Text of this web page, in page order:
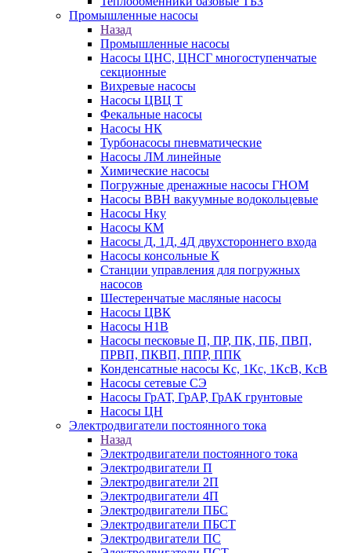
Промышленные насосы
Назад
Промышленные насосы
Насосы ЦНС, ЦНСГ многоступенчатые
секционные
Вихревые насосы
Насосы ЦВЦ Т
Фекальные насосы
Насосы НК
Турбонасосы пневматические
Насосы ЛМ линейные
Химические насосы
Погружные дренажные насосы ГНОМ
Насосы ВВН вакуумные водокольцевые
Насосы Нку
Насосы КМ
Насосы Д, 1Д, 4Д двухстороннего входа
Насосы консольные К
Станции управления для погружных
насосов
Шестеренчатые масляные насосы
Насосы ЦВК
Насосы Н1В
Насосы песковые П, ПР, ПК, ПБ, ПВП,
ПРВП, ПКВП, ППР, ППК
Конденсатные насосы Кс, 1Кс, 1КсВ, КсВ
Насосы сетевые СЭ
Насосы ГрАТ, ГрАР, ГрАК грунтовые
Насосы ЦН
Электродвигатели постоянного тока
Назад
Электродвигатели постоянного тока
Электродвигатели П
Электродвигатели 2П
Электродвигатели 4П
Электродвигатели ПБС
Электродвигатели ПБСТ
Электродвигатели ПС